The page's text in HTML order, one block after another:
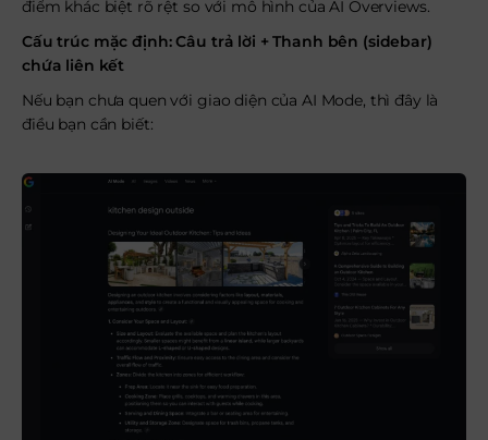
điểm khác biệt rõ rệt so với mô hình của AI Overviews.
Cấu trúc mặc định: Câu trả lời + Thanh bên (sidebar)
chứa liên kết
Nếu bạn chưa quen với giao diện của AI Mode, thì đây là
điều bạn cần biết: